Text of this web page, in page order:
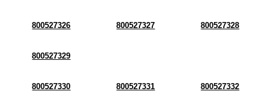
800527326 800527327 800527328
800527329
800527330 800527331 800527332